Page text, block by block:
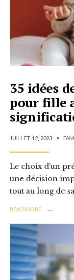
35 idées
pour fille
JUILLET 12, 2023 •
Le choix d’un
une décision
tout au long de
READ MORE →